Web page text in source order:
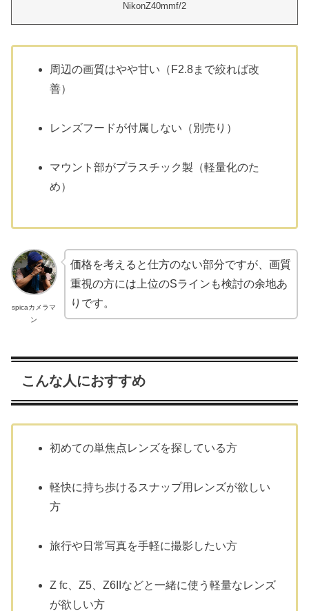
NikonZ40mmf/2
周辺の画質はやや甘い（F2.8まで絞れば改
善）
レンズフードが付属しない（別売り）
マウント部がプラスチック製（軽量化のた
め）
spicaカメラマ
ン
価格を考えると仕方のない部分ですが、画質
重視の方には上位のSラインも検討の余地あ
りです。
こんな人におすすめ
初めての単焦点レンズを探している方
軽快に持ち歩けるスナップ用レンズが欲しい
方
旅行や日常写真を手軽に撮影したい方
Z fc、Z5、Z6IIなどと一緒に使う軽量なレンズ
が欲しい方